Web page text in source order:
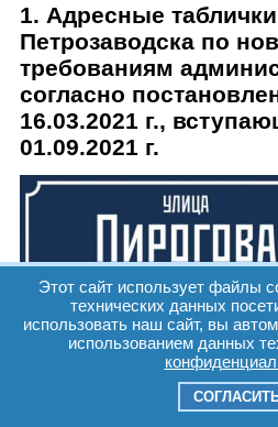
1. Адресные
Петрозаводска по
требованиям
согласно
16.03.2021 г.,
01.09.2021 г.
ПВХ 5
Не
Этот сайт использует файлы
технических данных
использовать наш сайт, вы
использованием данных